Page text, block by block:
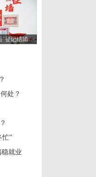
”登记结婚
处？
忙”
就业